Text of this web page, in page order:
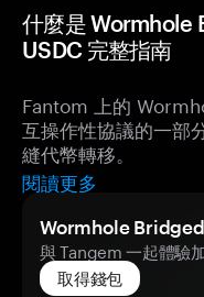
什麼是 Wormhole
USDC 完整指南
Fantom 上的
互操作性協議的一部
縫代幣轉移。
閱讀更多
Wormhole
與 Tangem 一起體驗
取得錢包